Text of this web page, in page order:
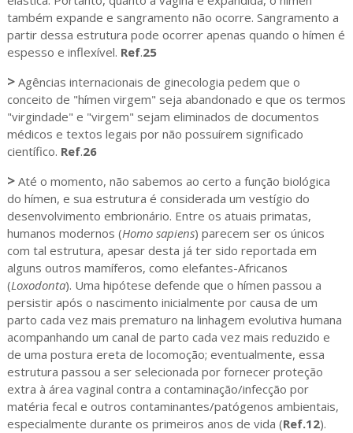
também expande e sangramento não ocorre. Sangramento a
partir dessa estrutura pode ocorrer apenas quando o hímen é
espesso e inflexível. Ref.25
> Agências internacionais de ginecologia pedem que o
conceito de "hímen virgem" seja abandonado e que os termos
"virgindade" e "virgem" sejam eliminados de documentos
médicos e textos legais por não possuírem significado
científico. Ref.26
>Até o momento, não sabemos ao certo a função biológica
do hímen, e sua estrutura é considerada um vestígio do
desenvolvimento embrionário. Entre os atuais primatas,
humanos modernos (Homo sapiens) parecem ser os únicos
com tal estrutura, apesar desta já ter sido reportada em
alguns outros mamíferos, como elefantes-Africanos
(Loxodonta). Uma hipótese defende que o hímen passou a
persistir após o nascimento inicialmente por causa de um
parto cada vez mais prematuro na linhagem evolutiva humana
acompanhando um canal de parto cada vez mais reduzido e
de uma postura ereta de locomoção; eventualmente, essa
estrutura passou a ser selecionada por fornecer proteção
extra à área vaginal contra a contaminação/infecção por
matéria fecal e outros contaminantes/patógenos ambientais,
especialmente durante os primeiros anos de vida (Ref.12).